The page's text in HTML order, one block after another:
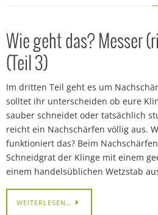
Wie geht das? Messer
(Teil 3)
Im dritten Teil geht es um
solltet ihr unterscheiden ob eure
sauber schneidet oder tatsächlich
reicht ein Nachschärfen völlig aus.
funktioniert das? Beim
Schneidgrat der Klinge mit einem
einem handelsüblichen Wetzstab
WEITERLESEN…